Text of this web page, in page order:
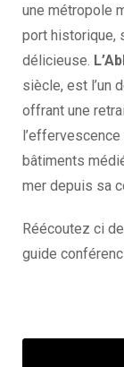
une métropole
port historique,
délicieuse.
siècle, est l’un
offrant une
bâtiments
mer depuis sa
Réécoutez ci
guide